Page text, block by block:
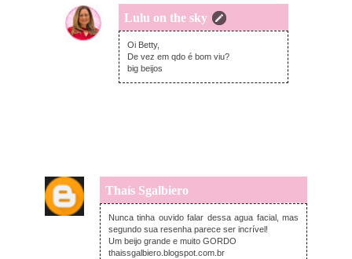
Lulu on the sky
segunda-feira, setembro 03, 2018
Oi Betty,
De vez em qdo é bom viu?
big beijos
Thaís Sgalbiero
segunda-feira, setembro 03, 2018
Nunca tinha ouvido falar dessa agua facial, mas
segundo sua resenha parece ser incrível!
Um beijo grande e muito GORDO
thaissgalbiero.blogspot.com.br